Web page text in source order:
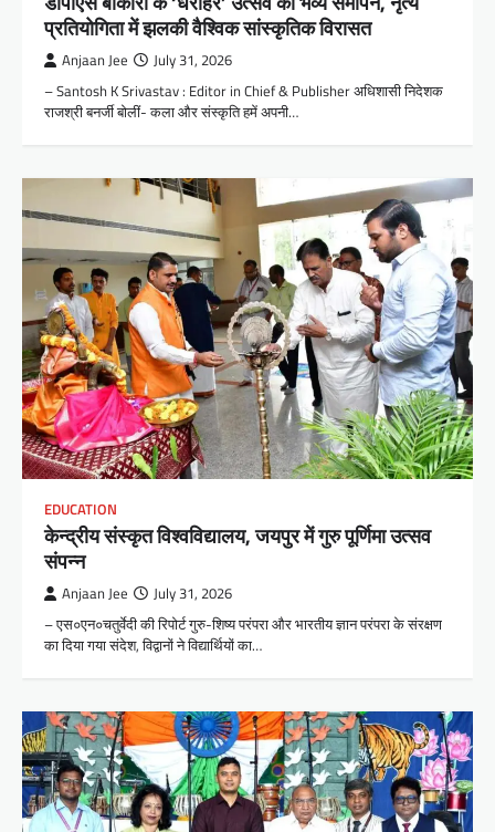
प्रतियोगिता में झलकी वैश्विक सांस्कृतिक विरासत
Anjaan Jee July 31, 2026
– Santosh K Srivastav : Editor in Chief & Publisher अधिशासी निदेशक
राजश्री बनर्जी बोलीं- कला और संस्कृति हमें अपनी…
EDUCATION
केन्द्रीय संस्कृत विश्वविद्यालय, जयपुर में गुरु पूर्णिमा उत्सव
संपन्न
Anjaan Jee July 31, 2026
– एस०एन०चतुर्वेदी की रिपोर्ट गुरु-शिष्य परंपरा और भारतीय ज्ञान परंपरा के संरक्षण
का दिया गया संदेश, विद्वानों ने विद्यार्थियों का…